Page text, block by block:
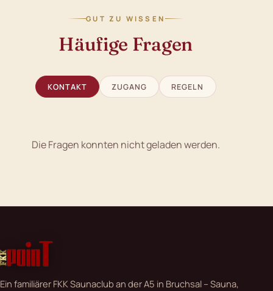
GUT ZU WISSEN
Häufige Fragen
KONTAKT ZUGANG REGELN
Die Fragen konnten nicht geladen werden.
Ein familiärer FKK Saunaclub an der A5 in Bruchsal – Sauna,